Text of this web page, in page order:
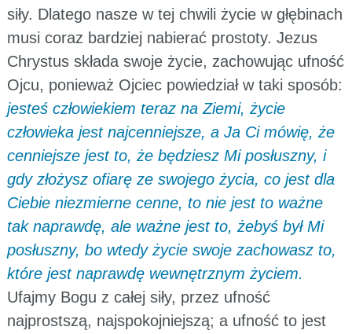
siły. Dlatego nasze w tej chwili życie w głębinach
musi coraz bardziej nabierać prostoty. Jezus
Chrystus składa swoje życie, zachowując ufność
Ojcu, ponieważ Ojciec powiedział w taki sposób:
jesteś człowiekiem teraz na Ziemi, życie
człowieka jest najcenniejsze, a Ja Ci mówię, że
cenniejsze jest to, że będziesz Mi posłuszny, i
gdy złożysz ofiarę ze swojego życia, co jest dla
Ciebie niezmierne cenne, to nie jest to ważne
tak naprawdę, ale ważne jest to, żebyś był Mi
posłuszny, bo wtedy życie swoje zachowasz to,
które jest naprawdę wewnętrznym życiem.
Ufajmy Bogu z całej siły, przez ufność
najprostszą, najspokojniejszą; a ufność to jest